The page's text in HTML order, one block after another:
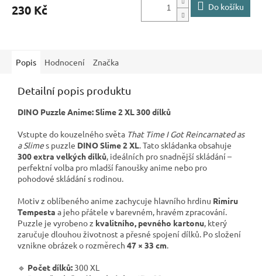
230 Kč Do košíku
Popis Hodnocení Značka
Detailní popis produktu
DINO Puzzle Anime: Slime 2 XL 300 dílků
Vstupte do kouzelného světa That Time I Got Reincarnated as
a Slimes puzzle DINO Slime 2 XL. Tato skládanka obsahuje
300 extra velkých dílků, ideálních pro snadnější skládání –
perfektní volba pro mladší fanoušky anime nebo pro
pohodové skládání s rodinou.
Motiv z oblíbeného anime zachycuje hlavního hrdinu Rimiru
Tempesta a jeho přátele v barevném, hravém zpracování.
Puzzle je vyrobeno z kvalitního, pevného kartonu, který
zaručuje dlouhou životnost a přesné spojení dílků. Po složení
vznikne obrázek o rozměrech 47 × 33 cm.
🔹 Počet dílků: 300 XL